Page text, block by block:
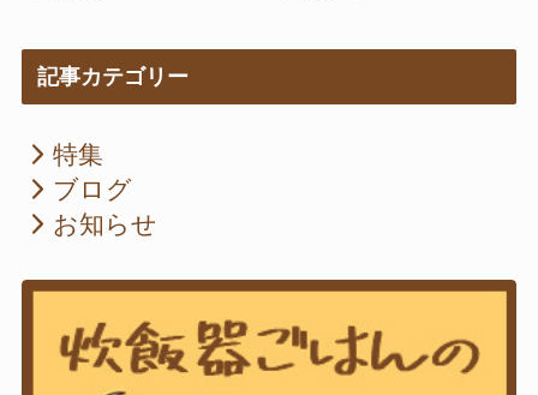
記事カテゴリー
特集
ブログ
お知らせ